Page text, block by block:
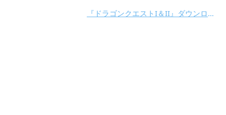
『ドラゴンクエストI＆II』ダウンロードカード販売！